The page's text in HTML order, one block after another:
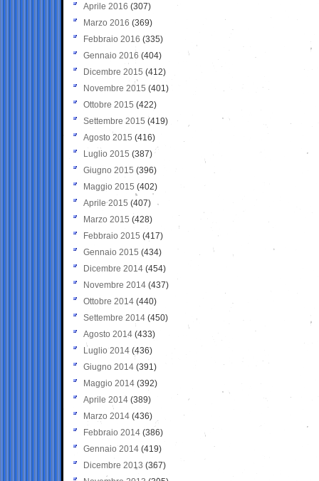
Aprile 2016 (307)
Marzo 2016 (369)
Febbraio 2016 (335)
Gennaio 2016 (404)
Dicembre 2015 (412)
Novembre 2015 (401)
Ottobre 2015 (422)
Settembre 2015 (419)
Agosto 2015 (416)
Luglio 2015 (387)
Giugno 2015 (396)
Maggio 2015 (402)
Aprile 2015 (407)
Marzo 2015 (428)
Febbraio 2015 (417)
Gennaio 2015 (434)
Dicembre 2014 (454)
Novembre 2014 (437)
Ottobre 2014 (440)
Settembre 2014 (450)
Agosto 2014 (433)
Luglio 2014 (436)
Giugno 2014 (391)
Maggio 2014 (392)
Aprile 2014 (389)
Marzo 2014 (436)
Febbraio 2014 (386)
Gennaio 2014 (419)
Dicembre 2013 (367)